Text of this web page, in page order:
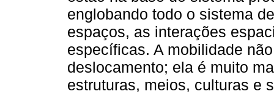
englobando todo o sistema
espaços, as interações
específicas. A mobilidade
deslocamento; ela é muito
estruturas, meios, culturas e